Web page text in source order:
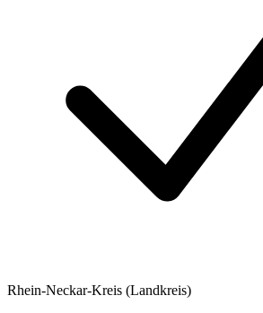
Rhein-Neckar-Kreis (Landkreis)